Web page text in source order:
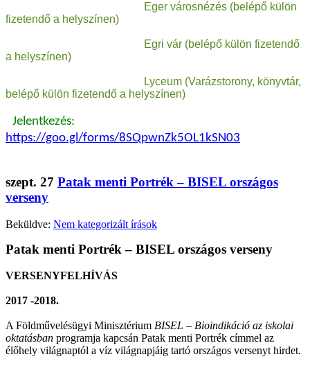
Eger városnézés (belépő külön
fizetendő a helyszínen)
Egri vár (belépő külön fizetendő
a helyszínen)
Lyceum (Varázstorony, könyvtár,
belépő külön fizetendő a helyszínen)
Jelentkezés:
https://goo.gl/forms/8SQpwnZk5OL1kSN03
szept. 27 Patak menti Portrék – BISEL országos
verseny
Beküldve: Nem kategorizált írások
Patak menti Portrék – BISEL országos verseny
VERSENYFELHÍVÁS
2017 -2018.
A Földművelésügyi Minisztérium BISEL – Bioindikáció az iskolai
oktatásban programja kapcsán Patak menti Portrék címmel az
élőhely világnaptól a víz világnapjáig tartó országos versenyt hirdet.